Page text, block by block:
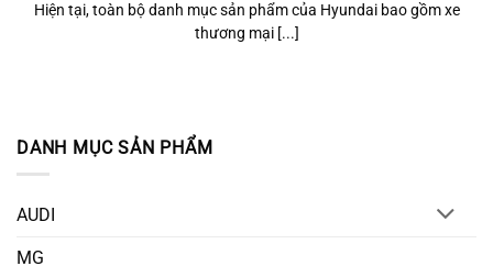
DANH MỤC SẢN PHẨM
AUDI
MG
Hiện tại, toàn bộ danh mục sản phẩm của Hyundai bao gồm xe
thương mại [...]